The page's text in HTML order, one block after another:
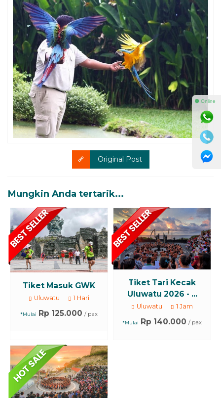
Original Post
Mungkin Anda tertarik...
Tiket Masuk GWK
Uluwatu 1 Hari
*Mulai Rp 125.000 / pax
Tiket Tari Kecak
Uluwatu 2026 - ...
Uluwatu 1 Jam
*Mulai Rp 140.000 / pax
⚫ Online